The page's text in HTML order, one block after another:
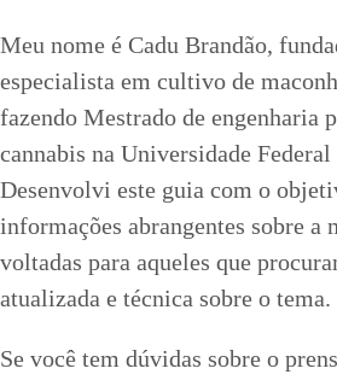
Meu nome é Cadu Brandão,
especialista em cultivo de
fazendo Mestrado de engenharia
cannabis na Universidade
Desenvolvi este guia com o
informações abrangentes sobre a
voltadas para aqueles que
atualizada e técnica sobre o tema.
Se você tem dúvidas sobre o